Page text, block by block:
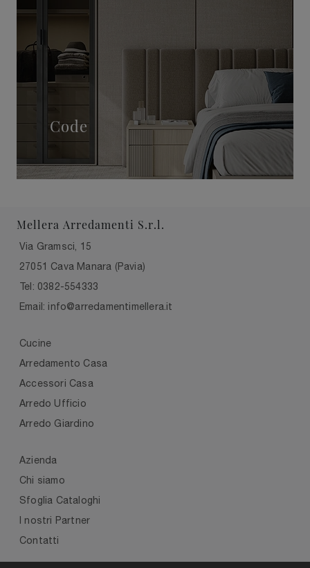
Code
Mellera Arredamenti S.r.l.
Via Gramsci, 15
27051 Cava Manara (Pavia)
Tel: 0382-554333
Email: info@arredamentimellera.it
Cucine
Arredamento Casa
Accessori Casa
Arredo Ufficio
Arredo Giardino
Azienda
Chi siamo
Sfoglia Cataloghi
I nostri Partner
Contatti